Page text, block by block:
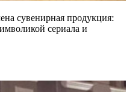
сувенирная продукция:
сериала и